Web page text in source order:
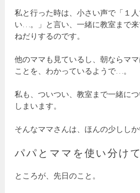
私と行った時は、小さい声で「１
い…。」と言い、一緒に教室まで
ねだりするのです。
他のママも見ているし、朝ならマ
ことを、わかっているようで…。
私も、ついつい、教室まで一緒に
しまいます。
そんなママさんは、ほんの少ししか
パパとママを使い分け
ところが、先日のこと。